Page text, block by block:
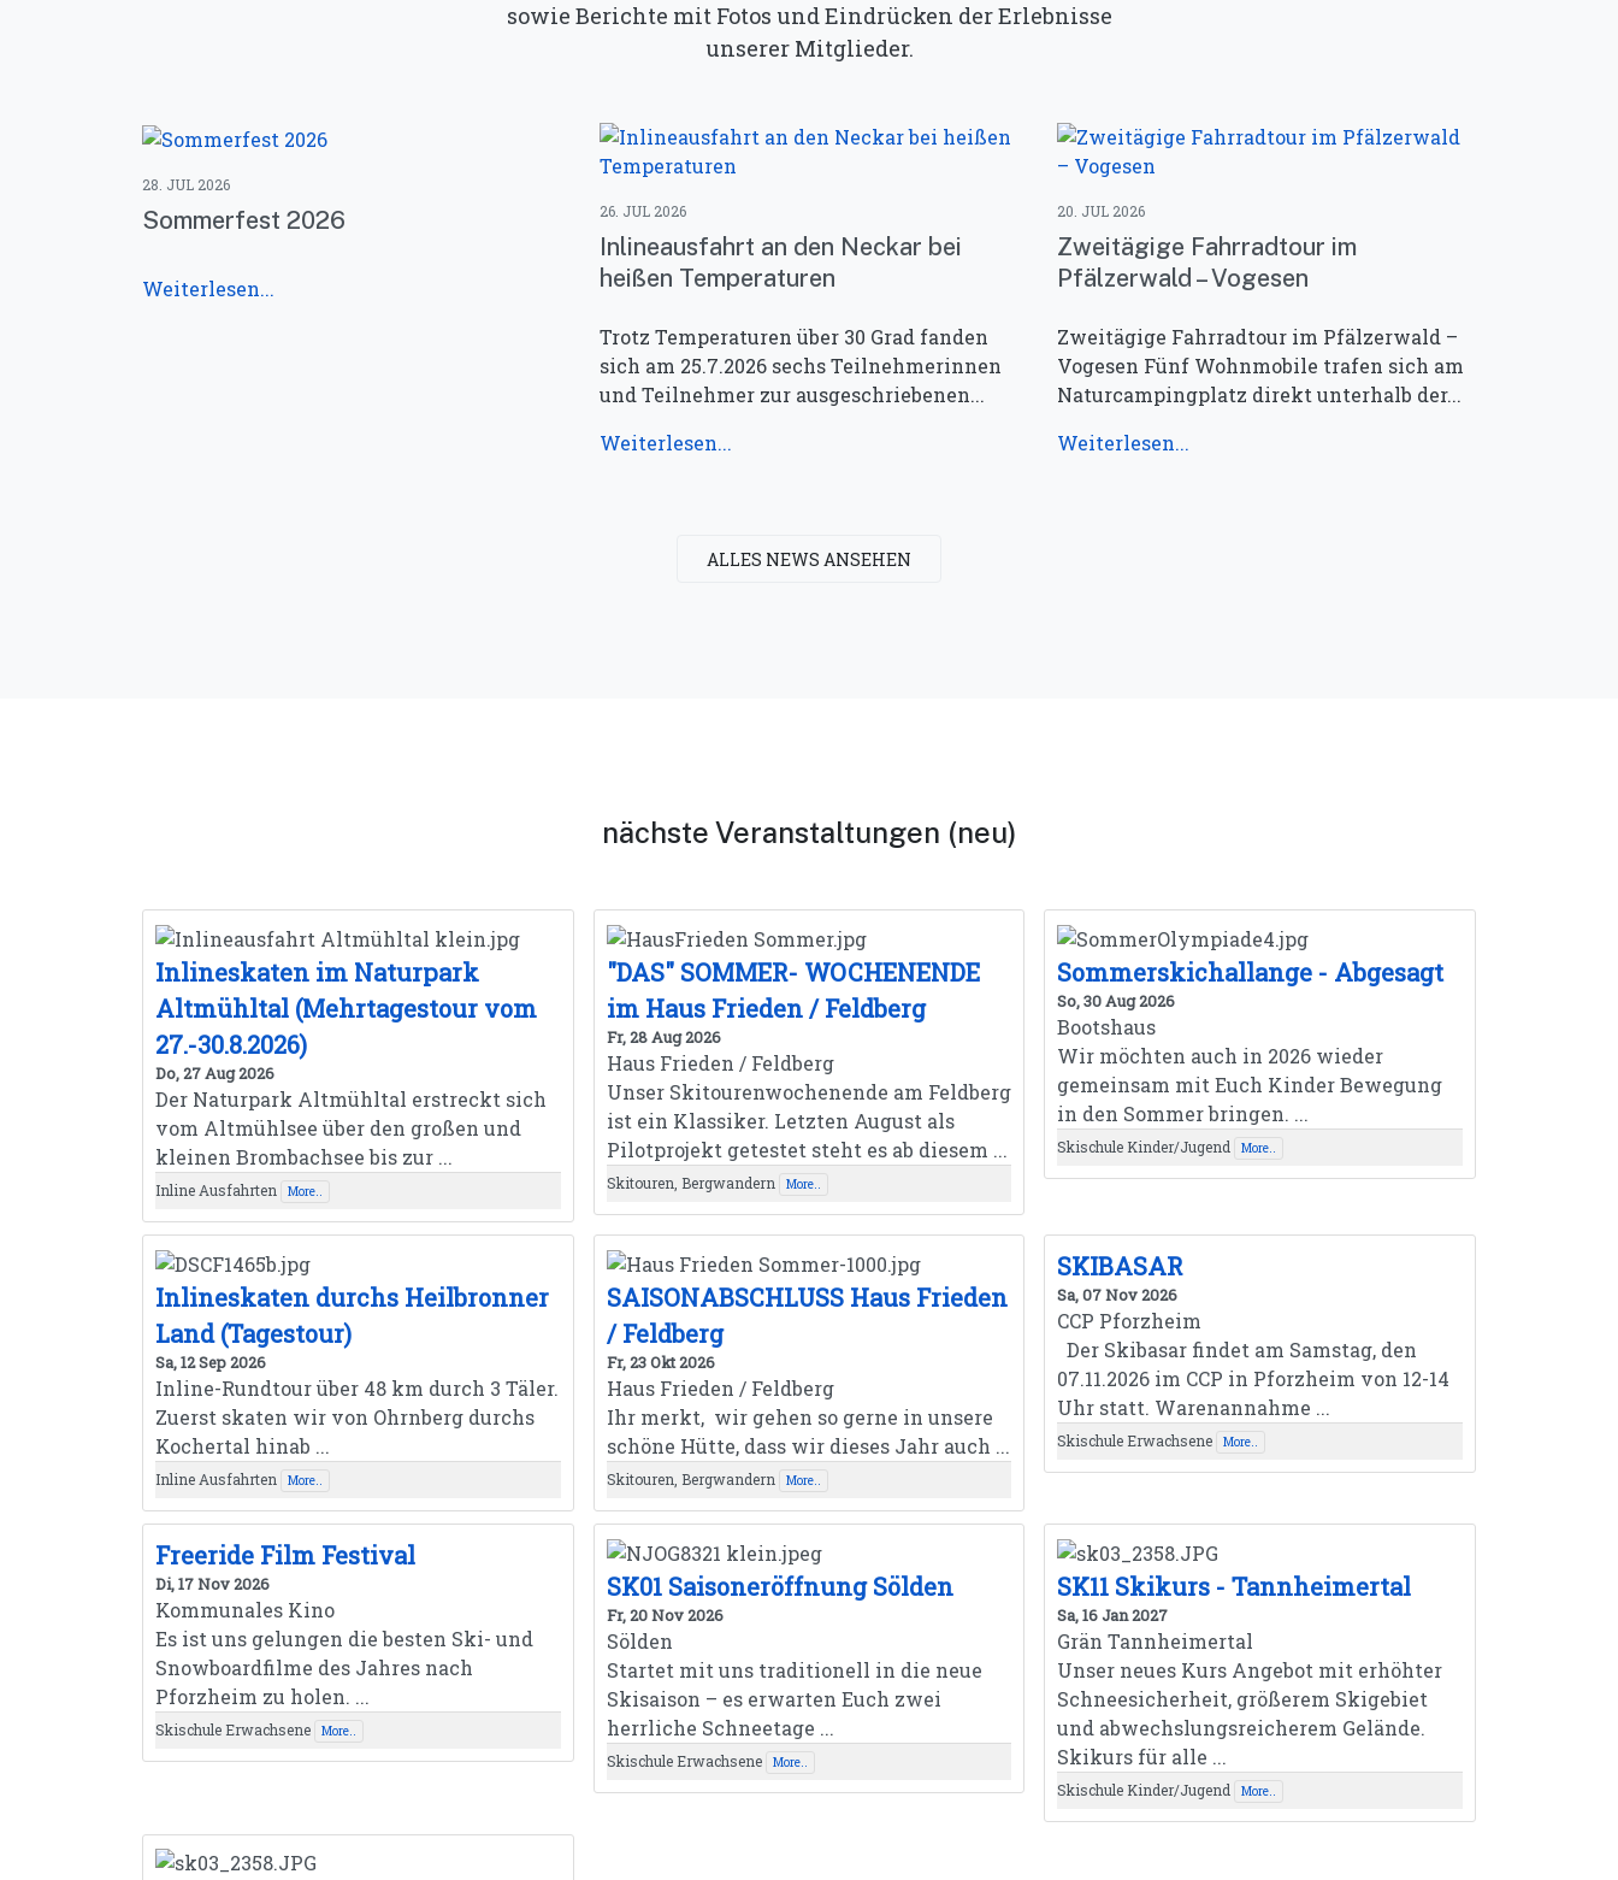
sowie Berichte mit Fotos und Eindrücken der Erlebnisse
unserer Mitglieder.
28. JUL 2026
Sommerfest 2026
Weiterlesen...
26. JUL 2026
Inlineausfahrt an den Neckar bei
heißen Temperaturen
Trotz Temperaturen über 30 Grad fanden
sich am 25.7.2026 sechs Teilnehmerinnen
und Teilnehmer zur ausgeschriebenen...
Weiterlesen...
20. JUL 2026
Zweitägige Fahrradtour im
Pfälzerwald – Vogesen
Zweitägige Fahrradtour im Pfälzerwald –
Vogesen Fünf Wohnmobile trafen sich am
Naturcampingplatz direkt unterhalb der...
Weiterlesen...
ALLES NEWS ANSEHEN
nächste Veranstaltungen (neu)
Inlineskaten im Naturpark
Altmühltal (Mehrtagestour vom
27.-30.8.2026)
Do, 27 Aug 2026
Der Naturpark Altmühltal erstreckt sich
vom Altmühlsee über den großen und
kleinen Brombachsee bis zur ...
Inline Ausfahrten More..
"DAS" SOMMER- WOCHENENDE
im Haus Frieden / Feldberg
Fr, 28 Aug 2026
Haus Frieden / Feldberg
Unser Skitourenwochenende am Feldberg
ist ein Klassiker. Letzten August als
Pilotprojekt getestet steht es ab diesem ...
Skitouren, Bergwandern More..
Sommerskichallange - Abgesagt
So, 30 Aug 2026
Bootshaus
Wir möchten auch in 2026 wieder
gemeinsam mit Euch Kinder Bewegung
in den Sommer bringen. ...
Skischule Kinder/Jugend More..
Inlineskaten durchs Heilbronner
Land (Tagestour)
Sa, 12 Sep 2026
Inline-Rundtour über 48 km durch 3 Täler.
Zuerst skaten wir von Ohrnberg durchs
Kochertal hinab ...
Inline Ausfahrten More..
SAISONABSCHLUSS Haus Frieden
/ Feldberg
Fr, 23 Okt 2026
Haus Frieden / Feldberg
Ihr merkt, wir gehen so gerne in unsere
schöne Hütte, dass wir dieses Jahr auch ...
Skitouren, Bergwandern More..
SKIBASAR
Sa, 07 Nov 2026
CCP Pforzheim
Der Skibasar findet am Samstag, den
07.11.2026 im CCP in Pforzheim von 12-14
Uhr statt. Warenannahme ...
Skischule Erwachsene More..
Freeride Film Festival
Di, 17 Nov 2026
Kommunales Kino
Es ist uns gelungen die besten Ski- und
Snowboardfilme des Jahres nach
Pforzheim zu holen. ...
Skischule Erwachsene More..
SK01 Saisoneröffnung Sölden
Fr, 20 Nov 2026
Sölden
Startet mit uns traditionell in die neue
Skisaison – es erwarten Euch zwei
herrliche Schneetage ...
Skischule Erwachsene More..
SK11 Skikurs - Tannheimertal
Sa, 16 Jan 2027
Grän Tannheimertal
Unser neues Kurs Angebot mit erhöhter
Schneesicherheit, größerem Skigebiet
und abwechslungsreicherem Gelände.
Skikurs für alle ...
Skischule Kinder/Jugend More..